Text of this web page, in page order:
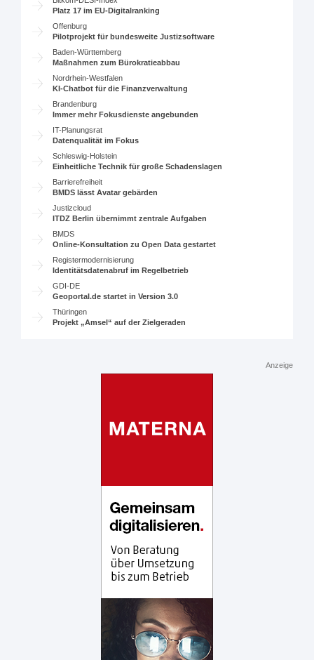
Platz 17 im EU-Digitalranking
Offenburg
Pilotprojekt für bundesweite Justizsoftware
Baden-Württemberg
Maßnahmen zum Bürokratieabbau
Nordrhein-Westfalen
KI-Chatbot für die Finanzverwaltung
Brandenburg
Immer mehr Fokusdienste angebunden
IT-Planungsrat
Datenqualität im Fokus
Schleswig-Holstein
Einheitliche Technik für große Schadenslagen
Barrierefreiheit
BMDS lässt Avatar gebärden
Justizcloud
ITDZ Berlin übernimmt zentrale Aufgaben
BMDS
Online-Konsultation zu Open Data gestartet
Registermodernisierung
Identitätsdatenabruf im Regelbetrieb
GDI-DE
Geoportal.de startet in Version 3.0
Thüringen
Projekt „Amsel“ auf der Zielgeraden
Anzeige